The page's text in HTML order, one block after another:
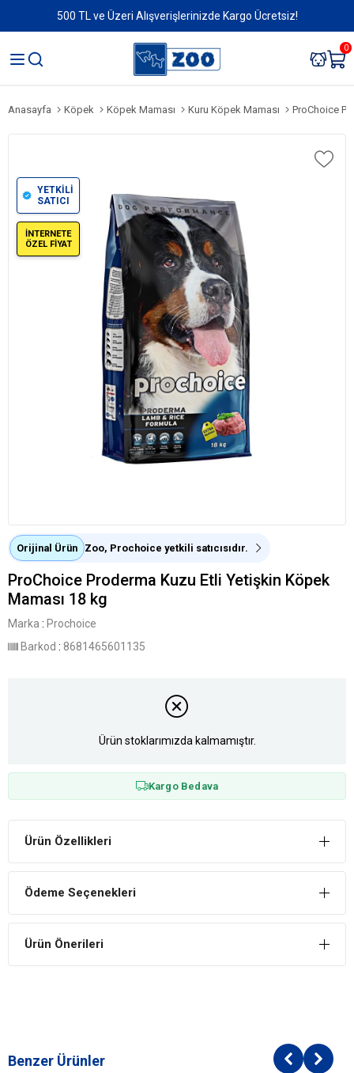
500 TL ve Üzeri Alışverişlerinizde Kargo Ücretsiz!
0
Anasayfa Köpek Köpek Maması Kuru Köpek Maması ProChoice
YETKİLİ
SATICI
İNTERNETE
ÖZEL FİYAT
Orijinal Ürün Zoo, Prochoice yetkili satıcısıdır.
ProChoice Proderma Kuzu Etli Yetişkin Köpek
Maması 18 kg
Marka : Prochoice
Barkod : 8681465601135
Ürün stoklarımızda kalmamıştır.
Kargo Bedava
Ürün Özellikleri
Ödeme Seçenekleri
Ürün Önerileri
Benzer Ürünler